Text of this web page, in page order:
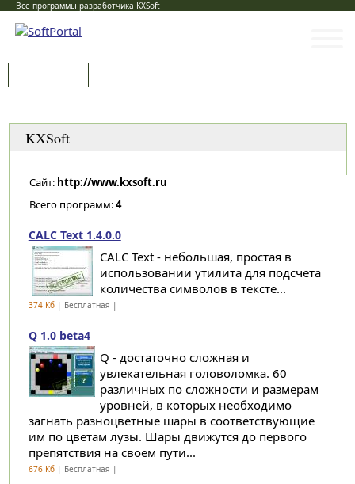
Все программы разработчика KXSoft
KXSoft
Сайт: http://www.kxsoft.ru
Всего программ:4
CALC Text 1.4.0.0
CALC Text - небольшая, простая в
использовании утилита для подсчета
количества символов в тексте...
374 Кб| Бесплатная |
Q 1.0 beta4
Q - достаточно сложная и
увлекательная головоломка. 60
различных по сложности и размерам
уровней, в которых необходимо
загнать разноцветные шары в соответствующие
им по цветам лузы. Шары движутся до первого
препятствия на своем пути...
676 Кб| Бесплатная |